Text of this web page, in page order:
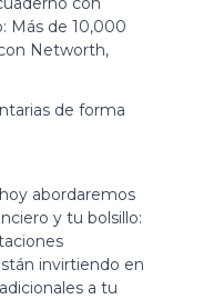
de forma
abordaremos
y tu bolsillo:
invirtiendo en
a tu